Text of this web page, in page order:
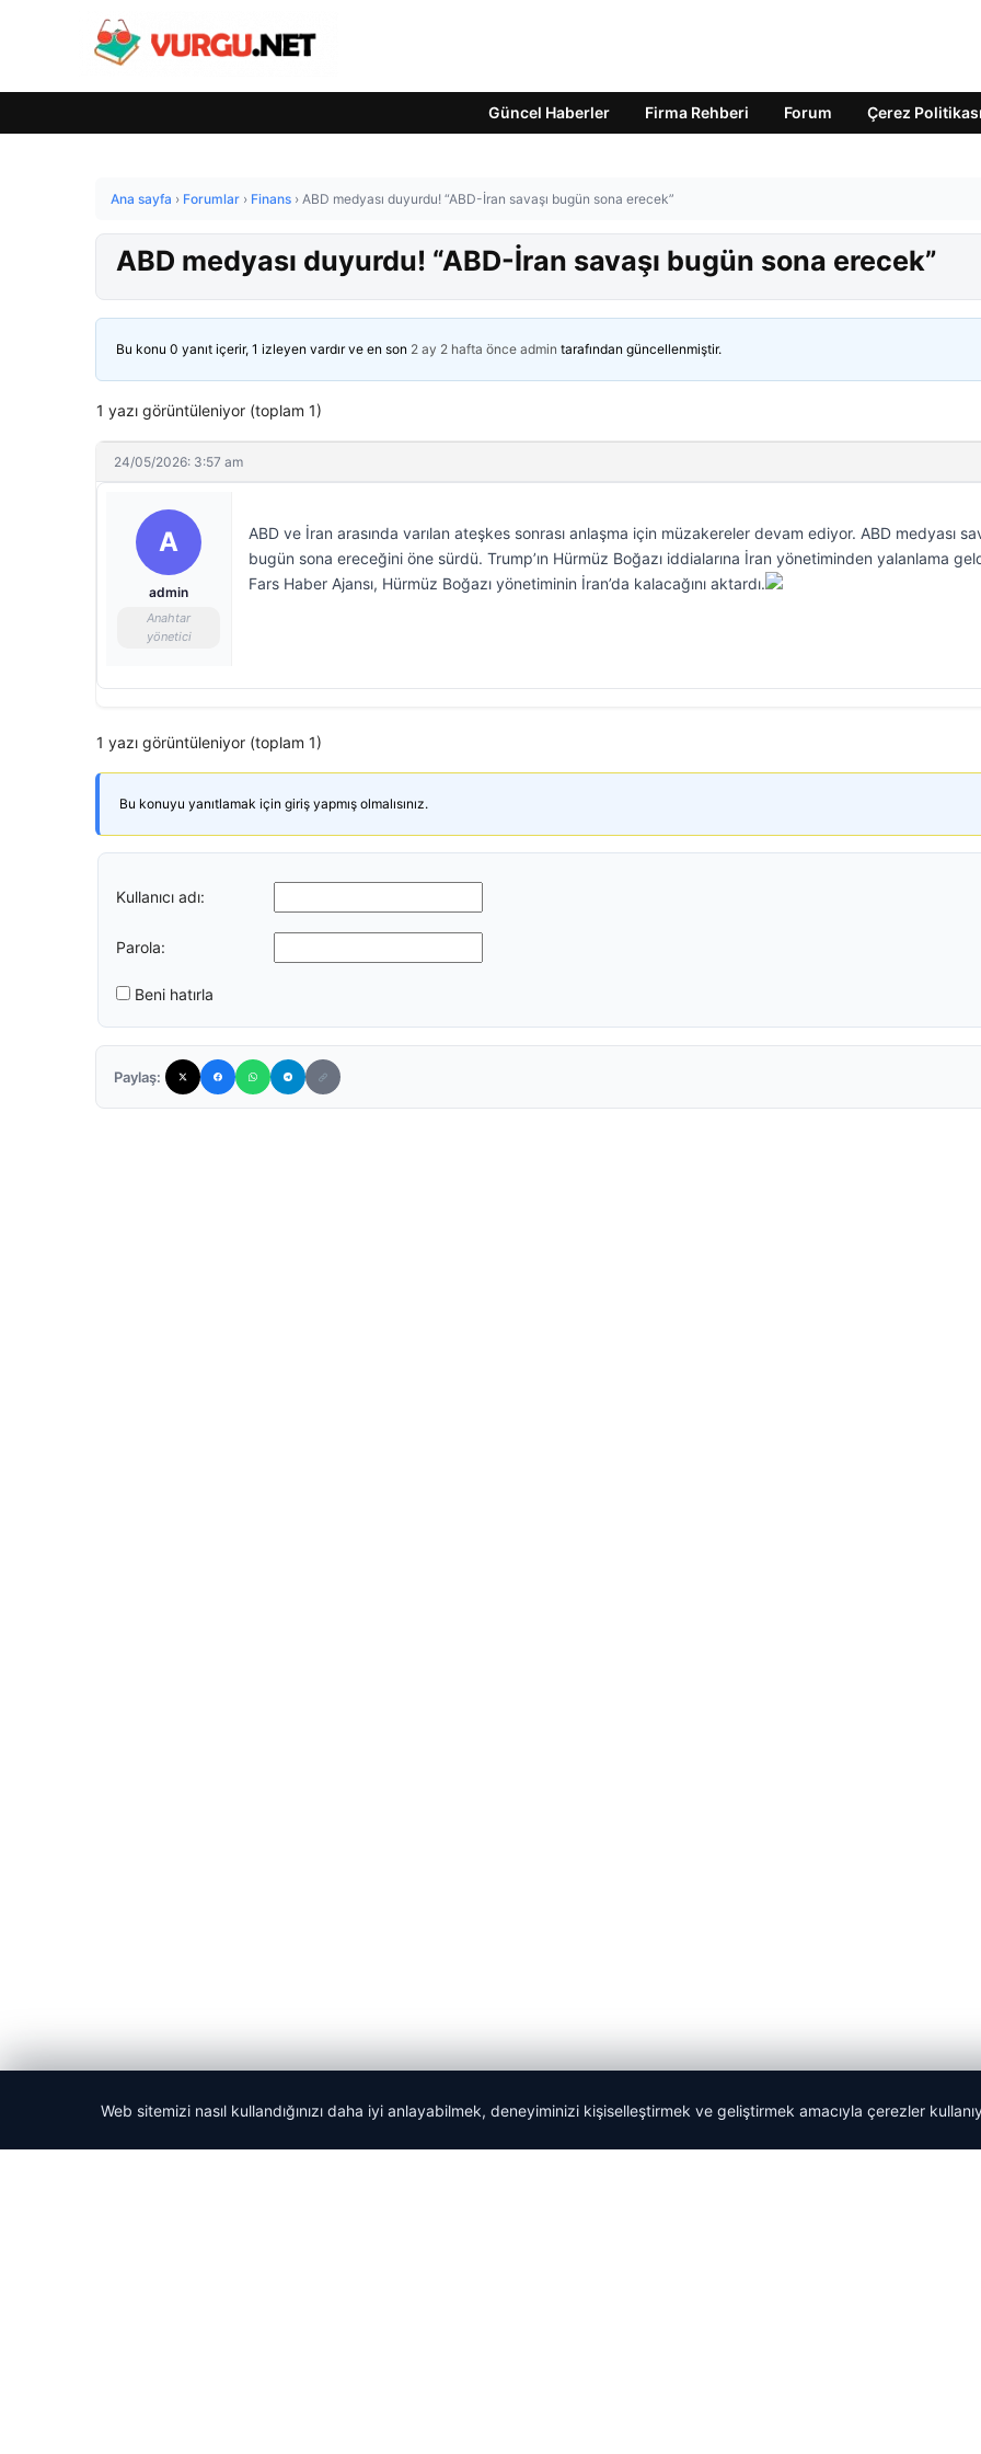
Güncel Haberler Firma Rehberi Forum Çerez Politikası
Ana sayfa › Forumlar › Finans › ABD medyası duyurdu! “ABD-İran savaşı bugün sona erecek”
ABD medyası duyurdu! “ABD-İran savaşı bugün sona erecek”
Bu konu 0 yanıt içerir, 1 izleyen vardır ve en son 2 ay 2 hafta önce admin tarafından güncellenmiştir.
1 yazı görüntüleniyor (toplam 1)
24/05/2026: 3:57 am
A
admin
Anahtar
yönetici
ABD ve İran arasında varılan ateşkes sonrası anlaşma için müzakereler devam ediyor. ABD medyası
bugün sona ereceğini öne sürdü. Trump’ın Hürmüz Boğazı iddialarına İran yönetiminden yalanlama
Fars Haber Ajansı, Hürmüz Boğazı yönetiminin İran’da kalacağını aktardı.
1 yazı görüntüleniyor (toplam 1)
Bu konuyu yanıtlamak için giriş yapmış olmalısınız.
Kullanıcı adı:
Parola:
Beni hatırla
Paylaş:
Web sitemizi nasıl kullandığınızı daha iyi anlayabilmek, deneyiminizi kişiselleştirmek ve geliştirmek amacıyla çerezler